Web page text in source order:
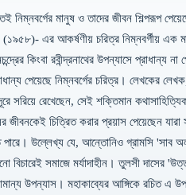
নিম্নবর্গের মানুষ ও তাদের জীবন শিল্পরূপ
(১৯৫৮)- এর আকর্ষণীয় চরিত্র নিম্নবর্গীয় এক
কিংবা রবীন্দ্রনাথের উপন্যাসে প্রাধান্য না
পেয়েছে নিম্নবর্গের চরিত্র। লেখকের
সরিয়ে রেখেছেন, সেই শক্তিমান
চিত্রিত করার প্রয়াস পেয়েছেন যারা
পারে। উল্লেখ্য যে, আন্তোনিও গ্রামসি 'সাব
বিচারেই সমাজে মর্যাদাহীন। তুলসী দাসের
উপন্যাস। মহাকাব্যের আঙ্গিকে রচিত এ